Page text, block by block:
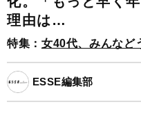
理由は…
特集： 女40代、みんなど
ESSE編集部